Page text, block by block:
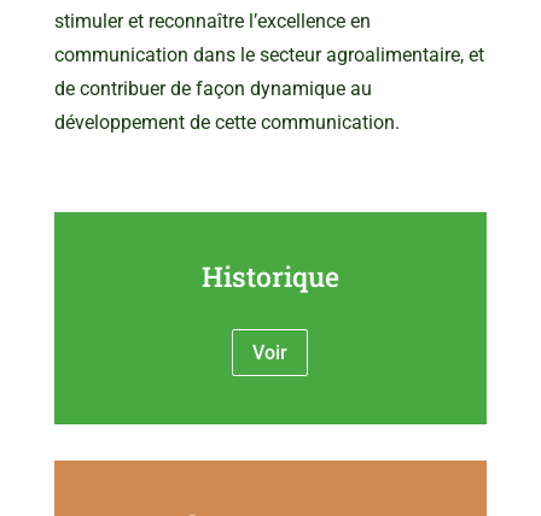
stimuler et reconnaître l’excellence en
communication dans le secteur agroalimentaire, et
de contribuer de façon dynamique au
développement de cette communication.
Historique
Voir